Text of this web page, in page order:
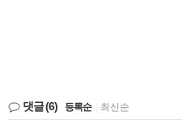
댓글(6) 등록순 최신순